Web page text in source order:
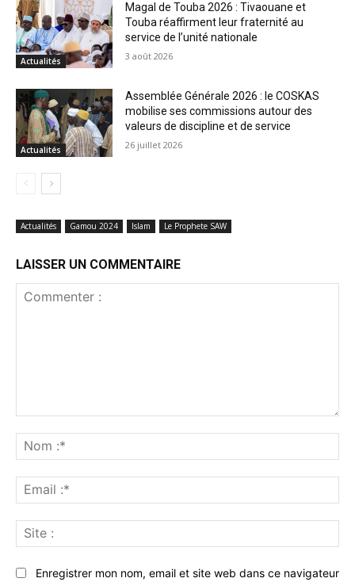
Actualités
Magal de Touba 2026 : Tivaouane et
Touba réaffirment leur fraternité au
service de l’unité nationale
3 août 2026
Actualités
Assemblée Générale 2026 : le COSKAS
mobilise ses commissions autour des
valeurs de discipline et de service
26 juillet 2026
Actualités Gamou 2024 Islam Le Prophete SAW
LAISSER UN COMMENTAIRE
:*
:*
:
Enregistrer mon nom, email et site web dans ce navigateur